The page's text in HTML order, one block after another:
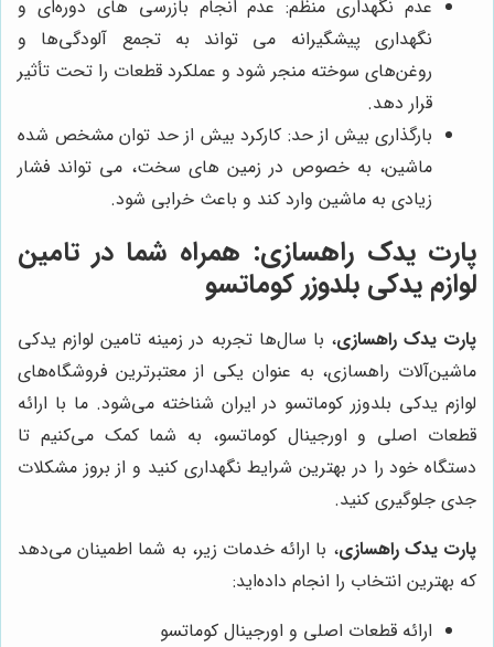
عدم نگهداری منظم: عدم انجام بازرسی ‌های دوره‌ای و
نگهداری پیشگیرانه می تواند به تجمع آلودگی‌ها و
روغن‌های سوخته منجر شود و عملکرد قطعات را تحت تأثیر
قرار دهد.
بارگذاری بیش از حد: کارکرد بیش از حد توان مشخص شده
ماشین، به خصوص در زمین ‌های سخت، می تواند فشار
زیادی به ماشین وارد کند و باعث خرابی شود.
پارت یدک راهسازی: همراه شما در تامین
لوازم یدکی بلدوزر کوماتسو
پارت یدک راهسازی، با سال‌ها تجربه در زمینه تامین لوازم یدکی
ماشین‌آلات راهسازی، به عنوان یکی از معتبرترین فروشگاه‌های
لوازم یدکی بلدوزر کوماتسو در ایران شناخته می‌شود. ما با ارائه
قطعات اصلی و اورجینال کوماتسو، به شما کمک می‌کنیم تا
دستگاه خود را در بهترین شرایط نگهداری کنید و از بروز مشکلات
جدی جلوگیری کنید.
پارت یدک راهسازی، با ارائه خدمات زیر، به شما اطمینان می‌دهد
که بهترین انتخاب را انجام داده‌اید:
ارائه قطعات اصلی و اورجینال کوماتسو